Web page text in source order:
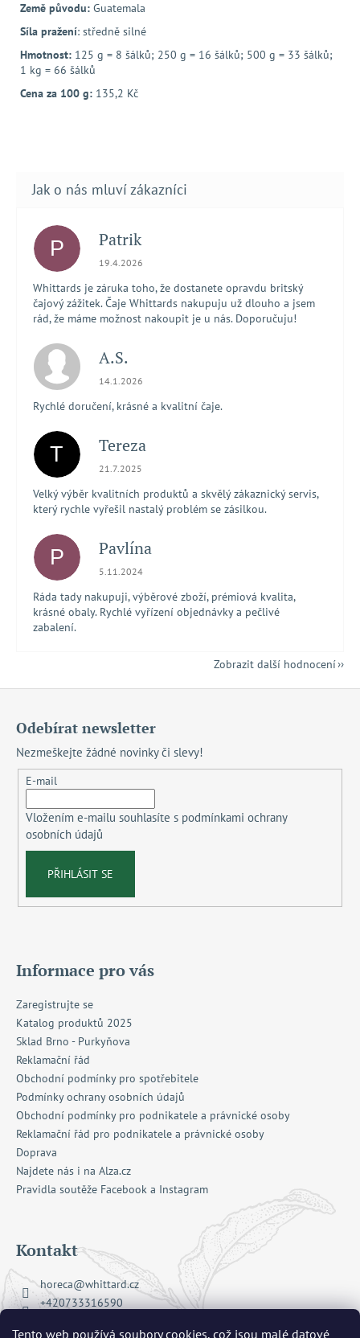
Tento web používá soubory cookies, což jsou malé datové
Země původu: Guatemala
Síla pražení: středně silné
Hmotnost: 125 g = 8 šálků; 250 g = 16 šálků; 500 g = 33 šálků;
1 kg = 66 šálků
Cena za 100 g: 135,2 Kč
P Patrik
Hodnocení obchodu je 5 z 5 hvězdiček.
19.4.2026
Whittards je záruka toho, že dostanete opravdu britský
čajový zážitek. Čaje Whittards nakupuju už dlouho a jsem
rád, že máme možnost nakoupit je u nás. Doporučuju!
A.S.
Hodnocení obchodu je 5 z 5 hvězdiček.
14.1.2026
Rychlé doručení, krásné a kvalitní čaje.
T Tereza
Hodnocení obchodu je 5 z 5 hvězdiček.
21.7.2025
Velký výběr kvalitních produktů a skvělý zákaznický servis,
který rychle vyřešil nastalý problém se zásilkou.
P Pavlína
Hodnocení obchodu je 5 z 5 hvězdiček.
5.11.2024
Ráda tady nakupuji, výběrové zboží, prémiová kvalita,
krásné obaly. Rychlé vyřízení objednávky a pečlivé
zabalení.
Zobrazit další hodnocení
Odebírat newsletter
Nezmeškejte žádné novinky či slevy!
E-mail
Vložením e-mailu souhlasíte s podmínkami ochrany
osobních údajů
PŘIHLÁSIT SE
Informace pro vás
Zaregistrujte se
Katalog produktů 2025
Sklad Brno - Purkyňova
Reklamační řád
Obchodní podmínky pro spotřebitele
Podmínky ochrany osobních údajů
Obchodní podmínky pro podnikatele a právnické osoby
Reklamační řád pro podnikatele a právnické osoby
Doprava
Najdete nás i na Alza.cz
Pravidla soutěže Facebook a Instagram
Kontakt
horeca@whittard.cz
+420733316590